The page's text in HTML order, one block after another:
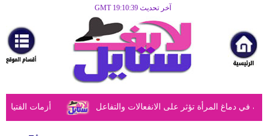
آخر تحديث GMT 19:10:39
مرأة
أزياء
أزياء
إسلامية
أزمات الفتيات دماغ المرأة تؤثر على الانفعالات والتفاعل